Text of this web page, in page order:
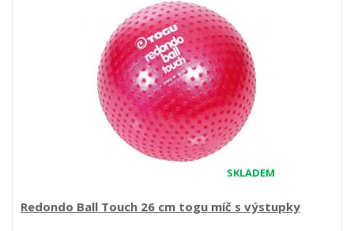
SKLADEM
Redondo Ball Touch 26 cm togu míč s výstupky